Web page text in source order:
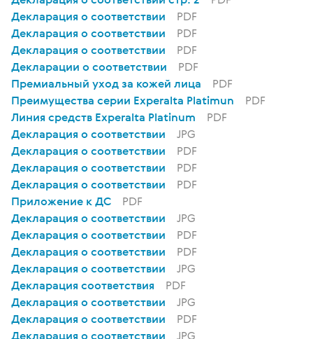
Декларация о соответствии
PDF
Декларация о соответствии
PDF
Декларация о соответствии
PDF
Декларации о соответствии
PDF
Премиальный уход за кожей лица
PDF
Преимущества серии Experalta Platimun
PDF
Линия средств Experalta Platinum
PDF
Декларация о соответствии
JPG
Декларация о соответствии
PDF
Декларация о соответствии
PDF
Декларация о соответствии
PDF
Приложение к ДС
PDF
Декларация о соответствии
JPG
Декларация о соответствии
PDF
Декларация о соответствии
PDF
Декларация о соответствии
JPG
Декларация соответствия
PDF
Декларация о соответствии
JPG
Декларация о соответствии
PDF
Декларация о соответствии
JPG